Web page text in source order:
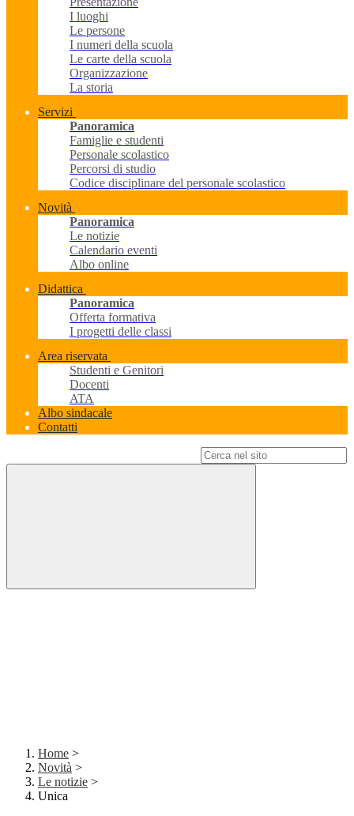
I luoghi
Le persone
I numeri della scuola
Le carte della scuola
Organizzazione
La storia
Servizi
Panoramica
Famiglie e studenti
Personale scolastico
Percorsi di studio
Codice disciplinare del personale scolastico
Novità
Panoramica
Le notizie
Calendario eventi
Albo online
Didattica
Panoramica
Offerta formativa
I progetti delle classi
Area riservata
Studenti e Genitori
Docenti
ATA
Albo sindacale
Contatti
Home >
Novità >
Le notizie >
Unica